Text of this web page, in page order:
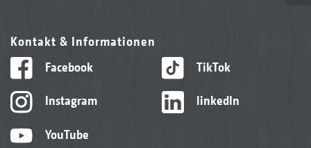
Kontakt & Informationen
Facebook
Instagram
YouTube
TikTok
linkedIn